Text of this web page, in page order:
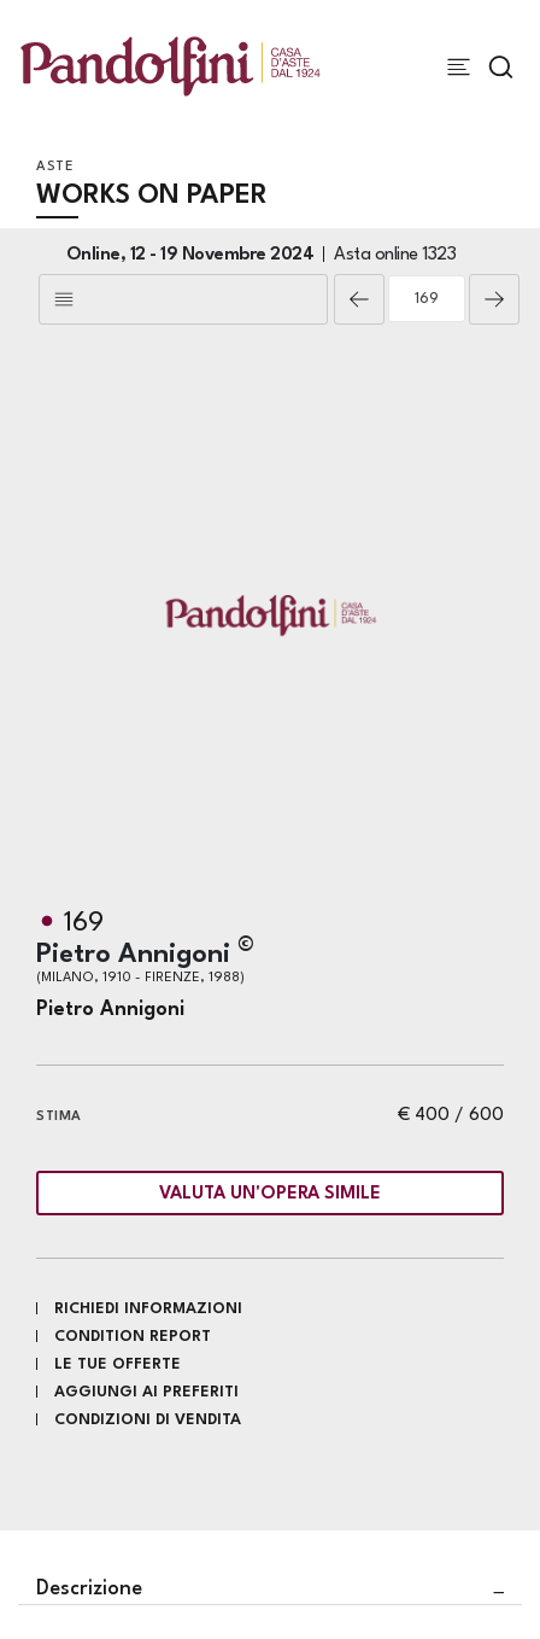
ASTE
WORKS ON PAPER
Online, 12 -19 Novembre 2024 Asta online1323
169
Pietro Annigoni ©
(MILANO, 1910 - FIRENZE, 1988)
Pietro Annigoni
€ 400 / 600
STIMA
VALUTA UN'OPERA SIMILE
RICHIEDI INFORMAZIONI
CONDITION REPORT
LE TUE OFFERTE
AGGIUNGI AI PREFERITI
CONDIZIONI DI VENDITA
Descrizione